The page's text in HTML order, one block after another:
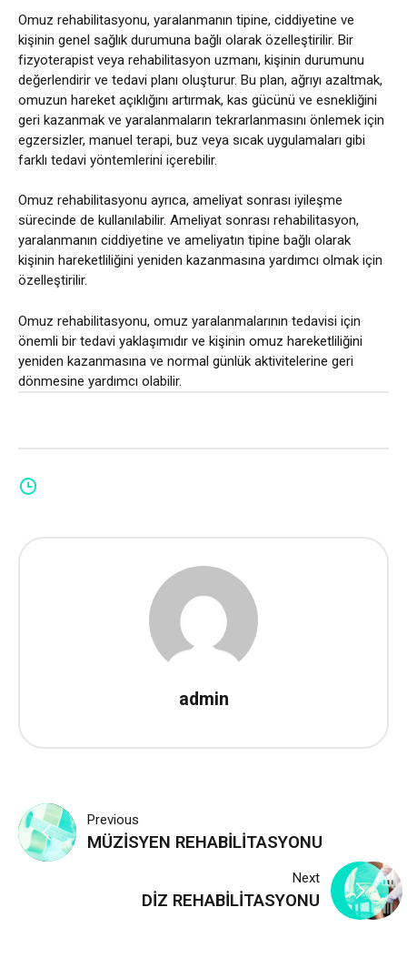
Omuz rehabilitasyonu, yaralanmanın tipine, ciddiyetine ve
kişinin genel sağlık durumuna bağlı olarak özelleştirilir. Bir
fizyoterapist veya rehabilitasyon uzmanı, kişinin durumunu
değerlendirir ve tedavi planı oluşturur. Bu plan, ağrıyı azaltmak,
omuzun hareket açıklığını artırmak, kas gücünü ve esnekliğini
geri kazanmak ve yaralanmaların tekrarlanmasını önlemek için
egzersizler, manuel terapi, buz veya sıcak uygulamaları gibi
farklı tedavi yöntemlerini içerebilir.
Omuz rehabilitasyonu ayrıca, ameliyat sonrası iyileşme
sürecinde de kullanılabilir. Ameliyat sonrası rehabilitasyon,
yaralanmanın ciddiyetine ve ameliyatın tipine bağlı olarak
kişinin hareketliliğini yeniden kazanmasına yardımcı olmak için
özelleştirilir.
Omuz rehabilitasyonu, omuz yaralanmalarının tedavisi için
önemli bir tedavi yaklaşımıdır ve kişinin omuz hareketliliğini
yeniden kazanmasına ve normal günlük aktivitelerine geri
dönmesine yardımcı olabilir.
admin
Yazı
gezinmesi
Previous
MÜZİSYEN REHABİLİTASYONU
Next
DİZ REHABİLİTASYONU